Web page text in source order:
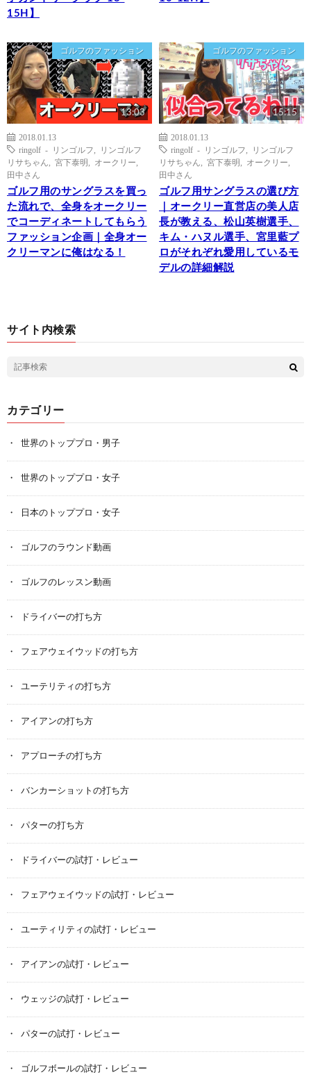
15H】
ゴルフのファッション
13:03
2018.01.13
ringolf - リンゴルフ
リンゴルフ
リサちゃん
宮下泰明 オークリー
田中さん
ゴルフ用のサングラスを買っ
た流れで、全身をオークリー
でコーディネートしてもらう
ファッション企画｜全身オー
クリーマンに俺はなる！
ゴルフのファッション
15:15
2018.01.13
ringolf - リンゴルフ
リンゴルフ
リサちゃん
宮下泰明 オークリー
田中さん
ゴルフ用サングラスの選び方
｜オークリー直営店の美人店
長が教える、松山英樹選手、
キム・ハヌル選手、宮里藍プ
ロがそれぞれ愛用しているモ
デルの詳細解説
サイト内検索
カテゴリー
世界のトッププロ・男子
世界のトッププロ・女子
日本のトッププロ・女子
ゴルフのラウンド動画
ゴルフのレッスン動画
ドライバーの打ち方
フェアウェイウッドの打ち方
ユーテリティの打ち方
アイアンの打ち方
アプローチの打ち方
バンカーショットの打ち方
パターの打ち方
ドライバーの試打・レビュー
フェアウェイウッドの試打・レビュー
ユーティリティの試打・レビュー
アイアンの試打・レビュー
ウェッジの試打・レビュー
パターの試打・レビュー
ゴルフボールの試打・レビュー